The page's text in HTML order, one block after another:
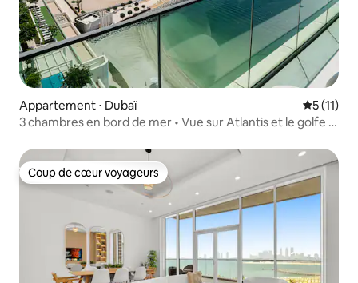
Appartement ⋅ Dubaï
5 (11)
3 chambres en bord de mer • Vue sur Atlantis et le golfe •
Coup de cœur voyageurs
Coup de cœur voyageurs